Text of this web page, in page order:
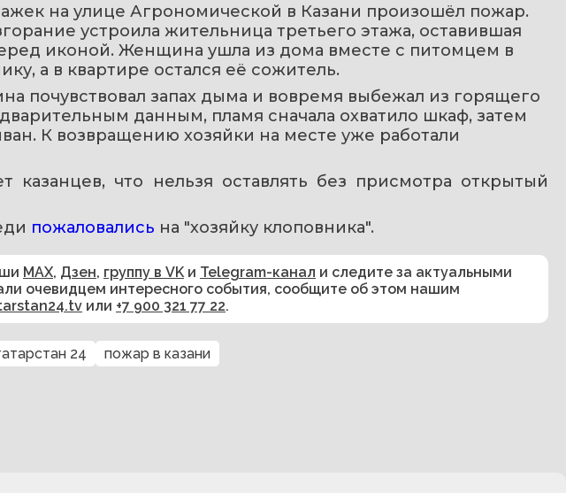
на улице Агрономической в Казани произошёл пожар.
устроила жительница третьего этажа, оставившая
иконой. Женщина ушла из дома вместе с питомцем в
а в квартире остался её сожитель.
почувствовал запах дыма и вовремя выбежал из горящего
данным, пламя сначала охватило шкаф, затем
К возвращению хозяйки на месте уже работали
казанцев, что нельзя оставлять без присмотра открытый
пожаловались на "хозяйку клоповника".
MAX, Дзен, группу в VK и Telegram-канал и следите за актуальными
очевидцем интересного события, сообщите об этом нашим
или +7 900 321 77 22.
24 пожар в казани